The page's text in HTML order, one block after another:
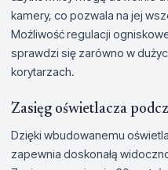
kamery, co pozwala na jej
Możliwość regulacji
sprawdzi się zarówno w
korytarzach.
Zasięg oświetlacza
Dzięki wbudowanemu
zapewnia doskonałą